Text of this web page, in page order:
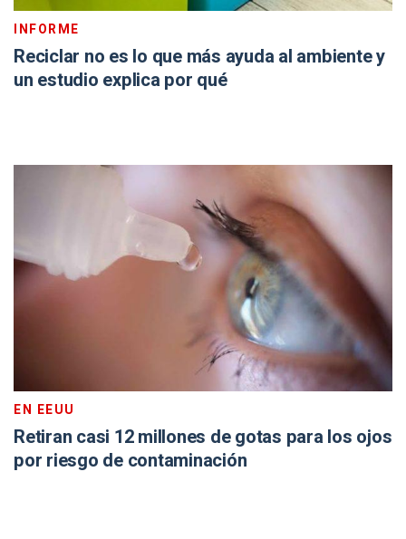
INFORME
Reciclar no es lo que más ayuda al ambiente y
un estudio explica por qué
EN EEUU
Retiran casi 12 millones de gotas para los ojos
por riesgo de contaminación